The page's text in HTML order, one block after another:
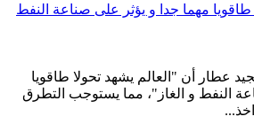
طاقويا مهما جدا و يؤثر على صناعة النفط
عطار أن "العالم يشهد تحولا طاقويا
النفط و الغاز"، مما يستوجب التطرق